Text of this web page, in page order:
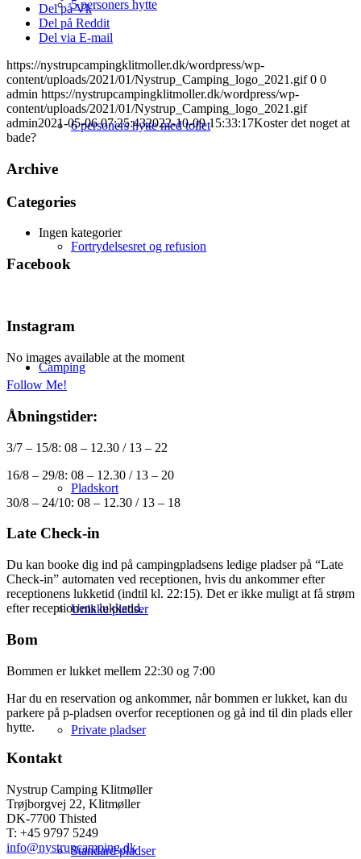
5 personers hytte
6 personers hytte med toilet
Fortrydelsesret og refusion
Camping
Pladskort
Unikke pladser
Private pladser
Standard pladser
Del på Vk
Del på Reddit
Del via E-mail
https://nystrupcampingklitmoller.dk/wordpress/wp-
content/uploads/2021/01/Nystrup_Camping_logo_2021.gif 0 0
admin https://nystrupcampingklitmoller.dk/wordpress/wp-
content/uploads/2021/01/Nystrup_Camping_logo_2021.gif
admin2021-05-06 07:25:432022-10-09 15:33:17Koster det noget at
bade?
Archive
Categories
Ingen kategorier
Facebook
Instagram
No images available at the moment
Follow Me!
Åbningstider:
3/7 – 15/8: 08 – 12.30 / 13 – 22
16/8 – 29/8: 08 – 12.30 / 13 – 20
30/8 – 24/10: 08 – 12.30 / 13 – 18
Late Check-in
Du kan booke dig ind på campingpladsens ledige pladser på “Late
Check-in” automaten ved receptionen, hvis du ankommer efter
receptionens lukketid (indtil kl. 22:15). Det er ikke muligt at få strøm
efter receptionens lukketid.
Bom
Bommen er lukket mellem 22:30 og 7:00
Har du en reservation og ankommer, når bommen er lukket, kan du
parkere på p-pladsen overfor receptionen og gå ind til din plads eller
hytte.
Kontakt
Nystrup Camping Klitmøller
Trøjborgvej 22, Klitmøller
DK-7700 Thisted
T: +45 9797 5249
info@nystrupcamping.dk